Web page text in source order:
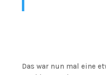
Das war nun mal eine